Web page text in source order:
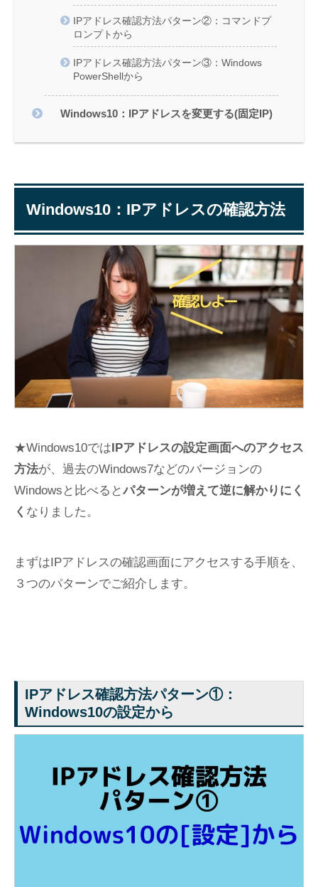
IPアドレス確認方法パターン②：コマンドプ
ロンプトから
IPアドレス確認方法パターン③：Windows
PowerShellから
Windows10：IPアドレスを変更する(固定IP)
Windows10：IPアドレスの確認方法
★Windows10ではIPアドレスの設定画面へのアクセス
方法が、過去のWindows7などのバージョンの
Windowsと比べると パターンが増えて逆に解かりにく
く なりました。
まずはIPアドレスの確認画面にアクセスする手順を、
３つのパターンでご紹介します。
IPアドレス確認方法パターン①：
Windows10の設定から